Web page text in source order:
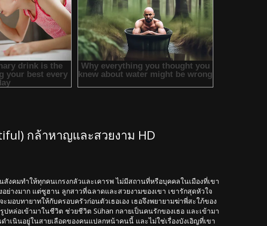
กล้าหาญและสวยงาม HD
คมทำให้ทุกคนเกรงกลัวและเคารพ ไม่มีสถานที่หรือบุคคลในเมืองที่เขา
ย่างมาก แต่ซูฮาน ลูกสาวที่ฉลาดและสวยงามของเขา เขารักสุดหัวใจ
อบทายาทให้กับครอบครัวก่อนตัวเธอเอง เธอจึงพยายามฆ่าพี่สะใภ้ของ
หล่อเข้ามาในชีวิต ช่วยชีวิต Sühan กลายเป็นคนรักของเธอ และเข้ามา
เนินอยู่ในสายเลือดของคนแปลกหน้าคนนี้ และไม่ใช่เรื่องบังเอิญที่เขา